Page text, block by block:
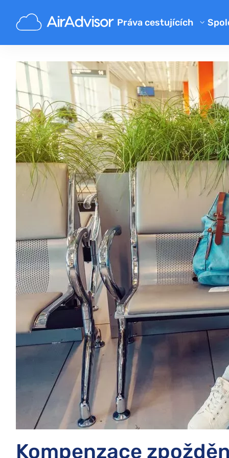
Práva cestujících
Kalkulačka kompenzace
Kompenzace zpožděného
Kompenzace a refundace za
Náhrada za zpožděné nebo
Kompenzace za odepřený
Aerolinky
Stížnosti na letecké
Štrajk leteckej spoločnosti
Předpisy
O
FAQ
Kompenzace